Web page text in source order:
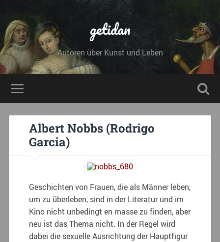
getidan
Autoren über Kunst und Leben
Albert Nobbs (Rodrigo
Garcia)
Geschichten von Frauen, die als Männer leben,
um zu überleben, sind in der Literatur und im
Kino nicht unbedingt en masse zu finden, aber
neu ist das Thema nicht. In der Regel wird
dabei die sexuelle Ausrichtung der Hauptfigur